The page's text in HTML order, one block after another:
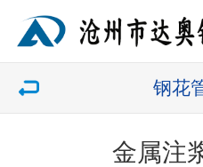
钢花
金属注